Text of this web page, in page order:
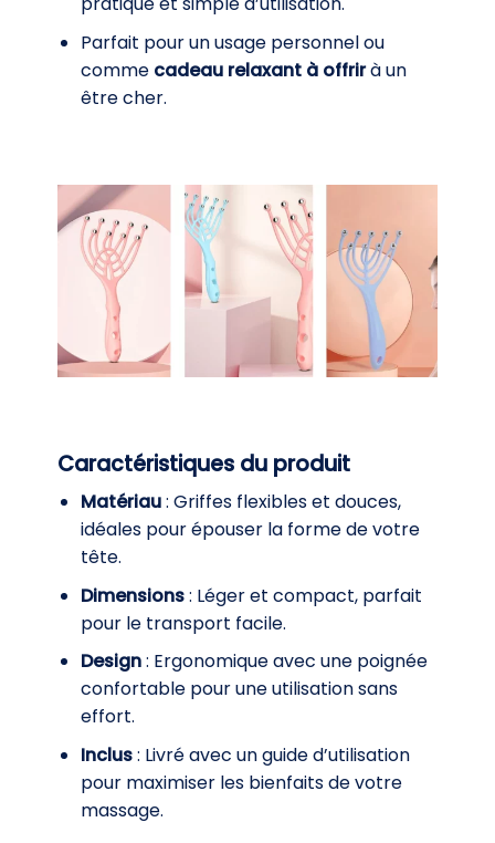
Parfait pour un usage personnel ou
comme cadeau relaxant à offrirà un
être cher.
Caractéristiques du produit
Matériau: Griffes flexibles et douces,
idéales pour épouser la forme de votre
tête.
Dimensions: Léger et compact, parfait
pour le transport facile.
Design: Ergonomique avec une poignée
confortable pour une utilisation sans
effort.
Inclus: Livré avec un guide d’utilisation
pour maximiser les bienfaits de votre
massage.